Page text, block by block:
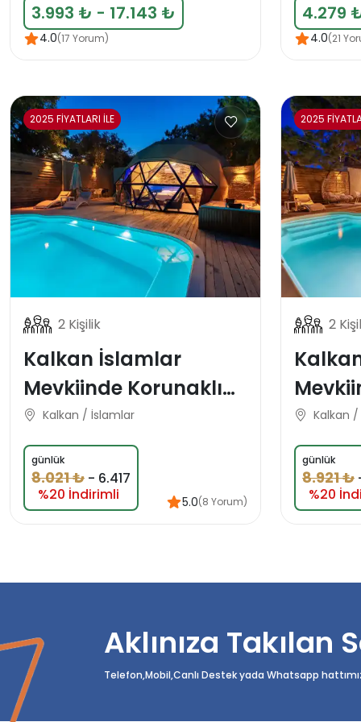
3.993 ₺ - 17.143 ₺
4.0(17 Yorum)
4.279
4.0(21
2025 FİYATLARI İLE
2 Kişilik
Kalkan İslamlar
Mevkiinde Korunaklı
Özel Konsept Domes
Balayı Tatil Villası
Kalkan / İslamlar
günlük
8.021 ₺ - 6.417
%20 İndirimli
5.0(8 Yorum)
2025
2
Villası
Kalkan
günlük
8.921 ₺
%20
Aklınıza Takılan
Telefon,Mobil,Canlı Destek yada Whatsapp